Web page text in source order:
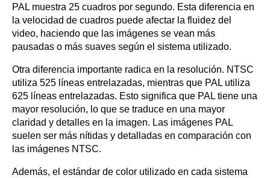
PAL muestra 25 cuadros por segundo. Esta diferencia en
la velocidad de cuadros puede afectar la fluidez del
video, haciendo que las imágenes se vean más
pausadas o más suaves según el sistema utilizado.
Otra diferencia importante radica en la resolución. NTSC
utiliza 525 líneas entrelazadas, mientras que PAL utiliza
625 líneas entrelazadas. Esto significa que PAL tiene una
mayor resolución, lo que se traduce en una mayor
claridad y detalles en la imagen. Las imágenes PAL
suelen ser más nítidas y detalladas en comparación con
las imágenes NTSC.
Además, el estándar de color utilizado en cada sistema